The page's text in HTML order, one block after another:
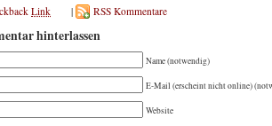
Link | RSS Kommentare
hinterlassen
Name (notwendig)
E-Mail (erscheint nicht online)
Website